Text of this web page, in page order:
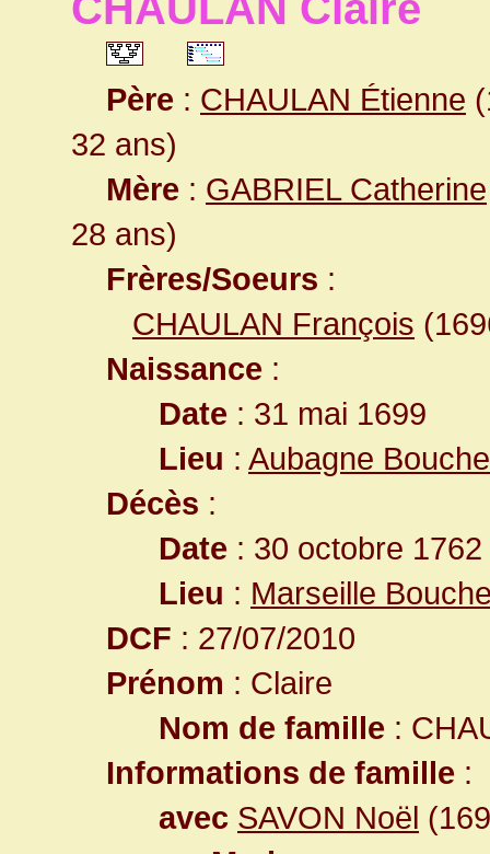
Père : CHAULAN Étienne
32 ans)
Mère : GABRIEL Catherine
28 ans)
Frères/Soeurs :
CHAULAN François
Naissance :
Date : 31 mai 1699
Lieu : Aubagne
Décès :
Date : 30 octobre
Lieu : Marseille
DCF : 27/07/2010
Prénom : Claire
Nom de famille :
Informations de famille :
avec SAVON Noël